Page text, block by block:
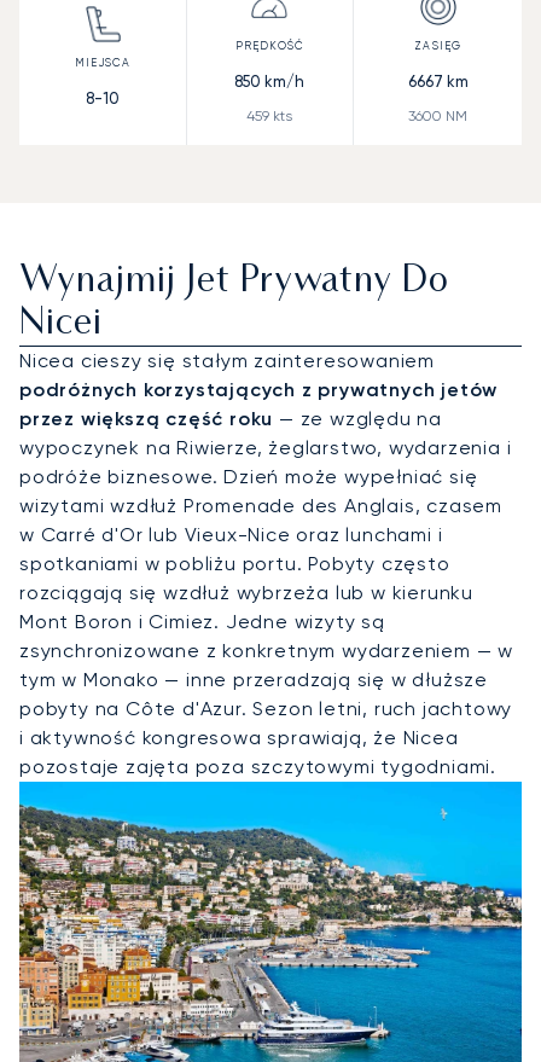
8-10
850 km/h
459 kts
6667 km
3600 NM
Wynajmij Jet Prywatny Do
Nicei
Nicea cieszy się stałym zainteresowaniem
podróżnych korzystających z prywatnych jetów
przez większą część roku — ze względu na
wypoczynek na Riwierze, żeglarstwo, wydarzenia i
podróże biznesowe. Dzień może wypełniać się
wizytami wzdłuż Promenade des Anglais, czasem
w Carré d'Or lub Vieux-Nice oraz lunchami i
spotkaniami w pobliżu portu. Pobyty często
rozciągają się wzdłuż wybrzeża lub w kierunku
Mont Boron i Cimiez. Jedne wizyty są
zsynchronizowane z konkretnym wydarzeniem — w
tym w Monako — inne przeradzają się w dłuższe
pobyty na Côte d'Azur. Sezon letni, ruch jachtowy
i aktywność kongresowa sprawiają, że Nicea
pozostaje zajęta poza szczytowymi tygodniami.